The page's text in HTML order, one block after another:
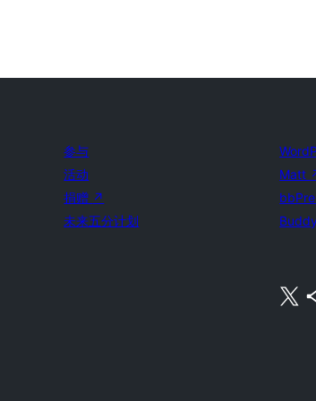
参与
活动
捐赠 ↗
未来五分计划
Matt
关注我们的 X（原 Twitter）账号 访问我